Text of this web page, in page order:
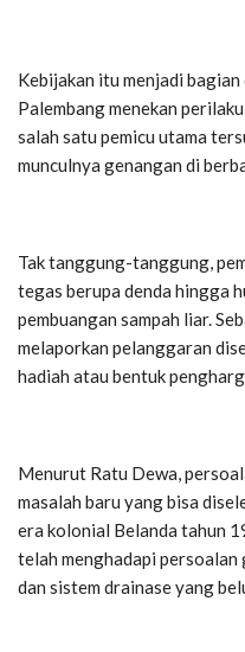
Kebijakan itu menjadi
Palembang menekan
salah satu pemicu utama
munculnya genangan di
Tak tanggung-tanggung,
tegas berupa denda hingga
pembuangan sampah liar.
melaporkan pelanggaran
hadiah atau bentuk
Menurut Ratu Dewa,
masalah baru yang bisa
era kolonial Belanda tahun
telah menghadapi
dan sistem drainase yang